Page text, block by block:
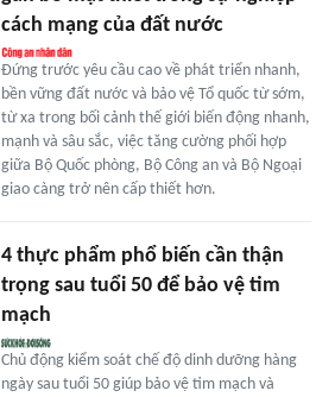
cách mạng của đất nước
Đứng trước yêu cầu cao về phát triển nhanh,
bền vững đất nước và bảo vệ Tổ quốc từ sớm,
từ xa trong bối cảnh thế giới biến động nhanh,
mạnh và sâu sắc, việc tăng cường phối hợp
giữa Bộ Quốc phòng, Bộ Công an và Bộ Ngoại
giao càng trở nên cấp thiết hơn.
4 thực phẩm phổ biến cần thận
trọng sau tuổi 50 để bảo vệ tim
mạch
Chủ động kiểm soát chế độ dinh dưỡng hàng
ngày sau tuổi 50 giúp bảo vệ tim mạch và